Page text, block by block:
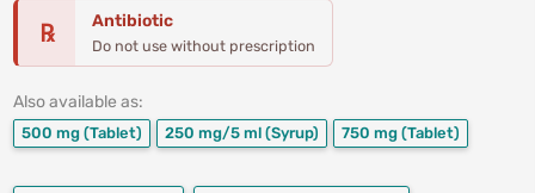
℞ Antibiotic
Do not use without prescription
Also available as:
500 mg (Tablet) 250 mg/5 ml (Syrup) 750 mg (Tablet)